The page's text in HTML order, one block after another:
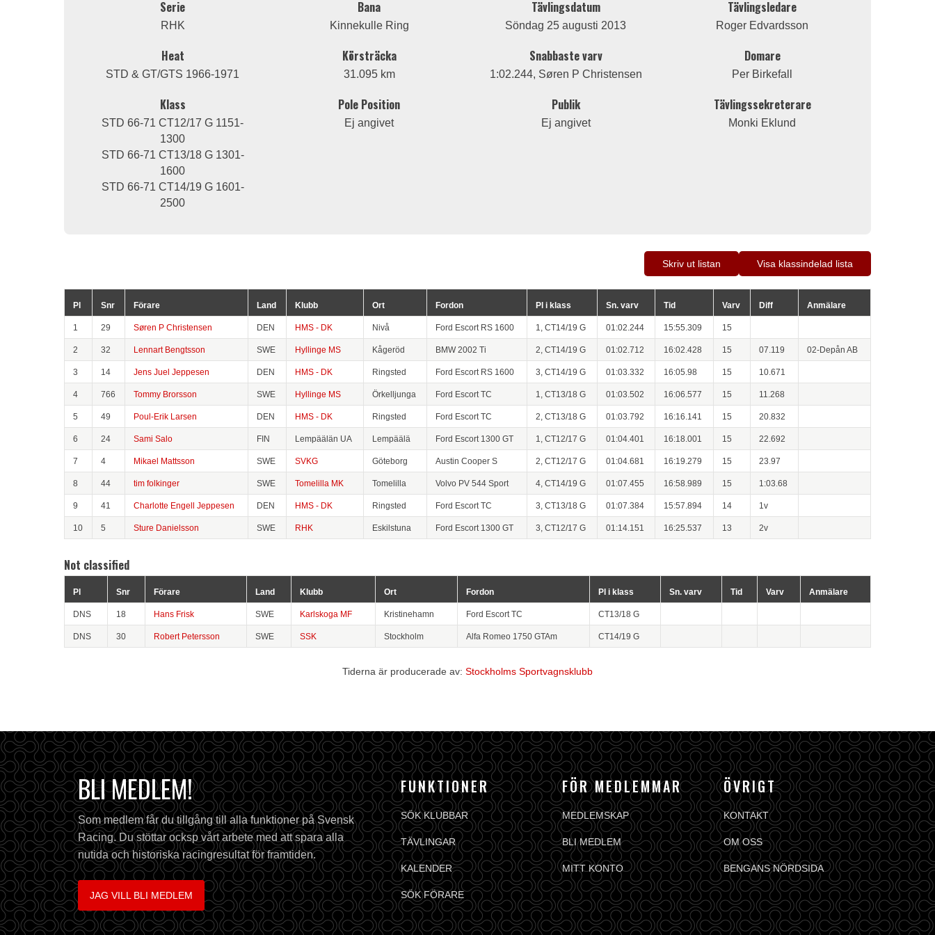
Serie
RHK
Heat
STD & GT/GTS 1966-1971
Klass
STD 66-71 CT12/17 G 1151-
1300
STD 66-71 CT13/18 G 1301-
1600
STD 66-71 CT14/19 G 1601-
2500
Bana
Kinnekulle Ring
Körsträcka
31.095 km
Pole Position
Ej angivet
Tävlingsdatum
Söndag 25 augusti 2013
Snabbaste varv
1:02.244, Søren P Christensen
Publik
Ej angivet
Tävlingsledare
Roger Edvardsson
Domare
Per Birkefall
Tävlingssekreterare
Monki Eklund
Skriv ut listan Visa klassindelad lista
Pl Snr Förare Land Klubb Ort Fordon Pl i klass Sn. varv Tid Varv Diff Anmälare
1 29 Søren P Christensen DEN HMS - DK Nivå Ford Escort RS 1600 1, CT14/19 G 01:02.244 15:55.309 15
2 32 Lennart Bengtsson SWE Hyllinge MS Kågeröd BMW 2002 Ti 2, CT14/19 G 01:02.712 16:02.428 15 07.119 02-Depån AB
3 14 Jens Juel Jeppesen DEN HMS - DK Ringsted Ford Escort RS 1600 3, CT14/19 G 01:03.332 16:05.98 15 10.671
4 766 Tommy Brorsson SWE Hyllinge MS Örkelljunga Ford Escort TC 1, CT13/18 G 01:03.502 16:06.577 15 11.268
5 49 Poul-Erik Larsen DEN HMS - DK Ringsted Ford Escort TC 2, CT13/18 G 01:03.792 16:16.141 15 20.832
6 24 Sami Salo FIN Lempäälän UA Lempäälä Ford Escort 1300 GT 1, CT12/17 G 01:04.401 16:18.001 15 22.692
7 4 Mikael Mattsson SWE SVKG Göteborg Austin Cooper S 2, CT12/17 G 01:04.681 16:19.279 15 23.97
8 44 tim folkinger SWE Tomelilla MK Tomelilla Volvo PV 544 Sport 4, CT14/19 G 01:07.455 16:58.989 15 1:03.68
9 41 Charlotte Engell Jeppesen DEN HMS - DK Ringsted Ford Escort TC 3, CT13/18 G 01:07.384 15:57.894 14 1v
10 5 Sture Danielsson SWE RHK Eskilstuna Ford Escort 1300 GT 3, CT12/17 G 01:14.151 16:25.537 13 2v
Not classified
Pl Snr Förare Land Klubb Ort Fordon Pl i klass Sn. varv Tid Varv Anmälare
DNS 18 Hans Frisk SWE Karlskoga MF Kristinehamn Ford Escort TC CT13/18 G
DNS 30 Robert Petersson SWE SSK Stockholm Alfa Romeo 1750 GTAm CT14/19 G
Tiderna är producerade av: Stockholms Sportvagnsklubb
BLI MEDLEM!
Som medlem får du tillgång till alla funktioner på Svensk
Racing. Du stöttar ocksp vårt arbete med att spara alla
nutida och historiska racingresultat för framtiden.
JAG VILL BLI MEDLEM
FUNKTIONER
SÖK KLUBBAR
TÄVLINGAR
KALENDER
SÖK FÖRARE
FÖR MEDLEMMAR
MEDLEMSKAP
BLI MEDLEM
MITT KONTO
ÖVRIGT
KONTAKT
OM OSS
BENGANS NÖRDSIDA